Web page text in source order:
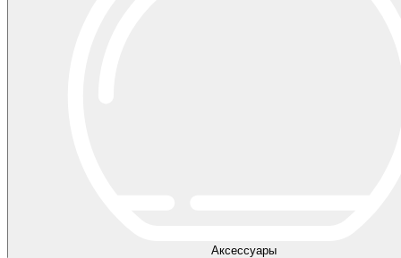
Аксессуары